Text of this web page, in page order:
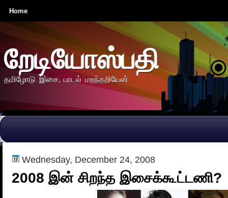
Home
றேடியோஸ்பதி
தமிழோடு இசை, பாடல் மறந்தறியேன்
Wednesday, December 24, 2008
2008 இன் சிறந்த இசைக்கூட்டணி?